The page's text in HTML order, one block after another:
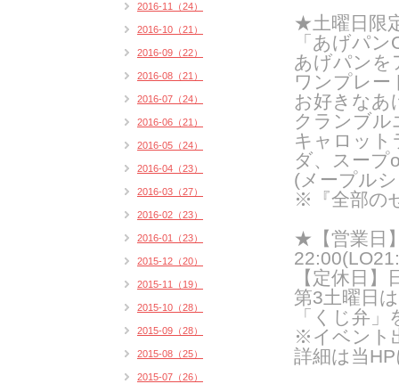
★土曜日限
「あげパ
あげパンを
ワンプレー
お好きなあ
クランブル
キャロット
ダ、スープ
(メープル
※『全部の
★【営業日
【定休日
第3土曜日
「くじ弁
※イベント
詳細は当
2016-11（24）
2016-10（21）
2016-09（22）
2016-08（21）
2016-07（24）
2016-06（21）
2016-05（24）
2016-04（23）
2016-03（27）
2016-02（23）
2016-01（23）
2015-12（20）
2015-11（19）
2015-10（28）
2015-09（28）
2015-08（25）
2015-07（26）